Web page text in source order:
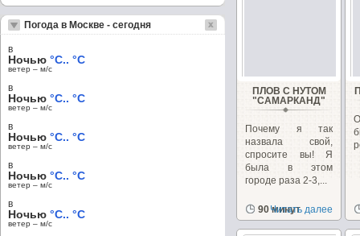
ПЛОВ С НУТОМ
"САМАРКАНД"
Почему я так
назвала свой,
спросите вы! Я
была в этом
городе раза 2-3,...
90 минут
Читать далее
Погода в Москве - сегодня
в
Ночью °C.. °C
ветер – м/c
в
Ночью °C.. °C
ветер – м/c
в
Ночью °C.. °C
ветер – м/c
в
Ночью °C.. °C
ветер – м/c
в
Ночью °C.. °C
ветер – м/c